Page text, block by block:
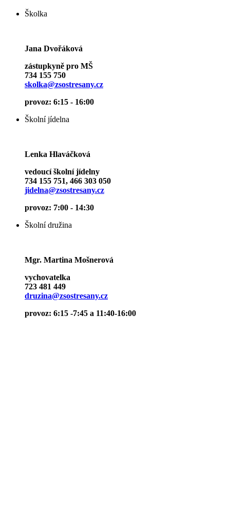
Školka
Jana Dvořáková
zástupkyně pro MŠ
734 155 750
skolka@zsostresany.cz
provoz: 6:15 - 16:00
Školní jídelna
Lenka Hlaváčková
vedoucí školní jídelny
734 155 751, 466 303 050
jidelna@zsostresany.cz
provoz: 7:00 - 14:30
Školní družina
Mgr. Martina Mošnerová
vychovatelka
723 481 449
druzina@zsostresany.cz
provoz: 6:15 -7:45 a 11:40-16:00